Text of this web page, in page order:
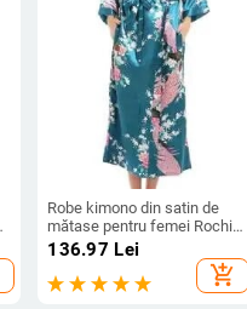
Robe kimono din satin de
mătase pentru femei Rochie
de dormit lungă Rochie de
baie cu model floral imprimat
cu păun pentru petrecere,
nuntă, pentru domnișoară de
136.97 Lei
add_shopping_cart